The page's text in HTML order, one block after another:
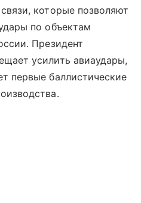
которые позволяют
по объектам
Президент
усилить авиаудары,
первые баллистические